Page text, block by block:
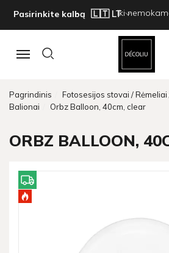
Pasirinkite kalbą Iki
Navigacija
Pagrindinis
Fotosesijos stovai /
Balionai
Orbz Balloon, 40cm, clear
ORBZ BALLOON,